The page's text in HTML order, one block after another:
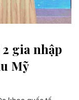
gia nhập
Mỹ